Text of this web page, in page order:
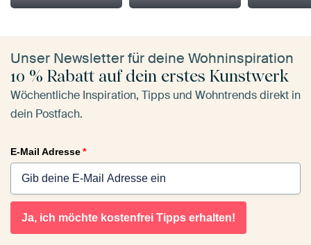
Unser Newsletter für deine Wohninspiration
10 % Rabatt auf dein erstes Kunstwerk
Wöchentliche Inspiration, Tipps und Wohntrends direkt in
dein Postfach.
E-Mail Adresse*
Ja, ich möchte kostenfrei Tipps erhalten!